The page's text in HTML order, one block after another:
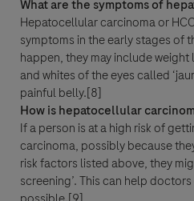
What are the symptoms of
Hepatocellular carcinoma or
symptoms in the early stages of
happen, they may include
and whites of the eyes called
painful belly.[8]
How is hepatocellular
If a person is at a high risk of
carcinoma, possibly because
risk factors listed above, they
screening’. This can help
Je consens à ce que mes
dans le but de répondre à ma
politique de confidentialité de
des données personnelles et
la Pharmacovigilance.